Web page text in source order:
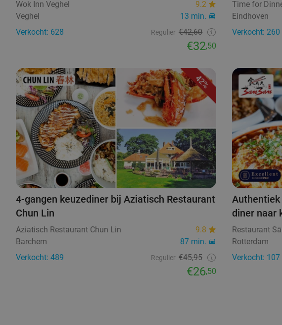
Wok Inn Veghel
9.2
Veghel
13 min.
Verkocht: 628
Regulier €42,60
€32,50
Time for
Eindhoven
Verkocht: 260
42%
4-gangen keuzediner bij Aziatisch Restaurant
Chun Lin
Aziatisch Restaurant Chun Lin
9.8
Barchem
87 min.
Verkocht: 489
Regulier €45,95
€26,50
Authentiek
diner naar
Restaurant
Rotterdam
Verkocht: 107